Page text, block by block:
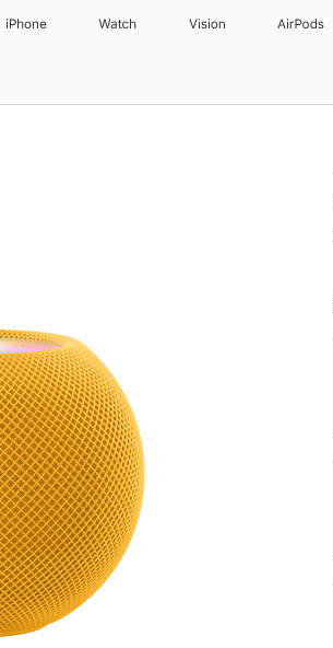
iPhone Watch Vision AirPods